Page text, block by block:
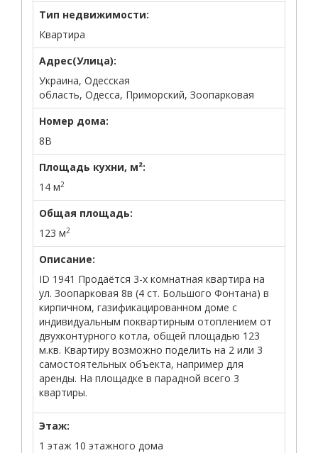
Тип недвижимости:
Квартира
Адрес(Улица):
Украина, Одесская
область, Одесса, Приморский, Зоопарковая
Номер дома:
8В
Площадь кухни, м²:
14 м2
Общая площадь:
123 м2
Описание:
ID 1941 Продаётся 3-х комнатная квартира на
ул. Зоопарковая 8в (4 ст. Большого Фонтана) в
кирпичном, газификацированном доме с
индивидуальным поквартирным отоплением от
двухконтурного котла, общей площадью 123
м.кв. Квартиру возможно поделить на 2 или 3
самостоятельных объекта, например для
аренды. На площадке в парадной всего 3
квартиры.
Этаж:
1 этаж 10 этажного дома